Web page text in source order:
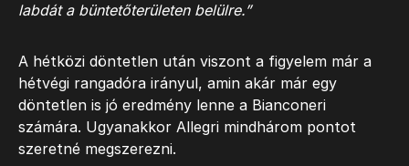
labdát a büntetőterületen belülre.”
A hétközi döntetlen után viszont a figyelem már a
hétvégi rangadóra irányul, amin akár már egy
döntetlen is jó eredmény lenne a Bianconeri
számára. Ugyanakkor Allegri mindhárom pontot
szeretné megszerezni.